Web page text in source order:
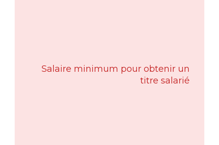
Salaire minimum pour obtenir un
titre salarié